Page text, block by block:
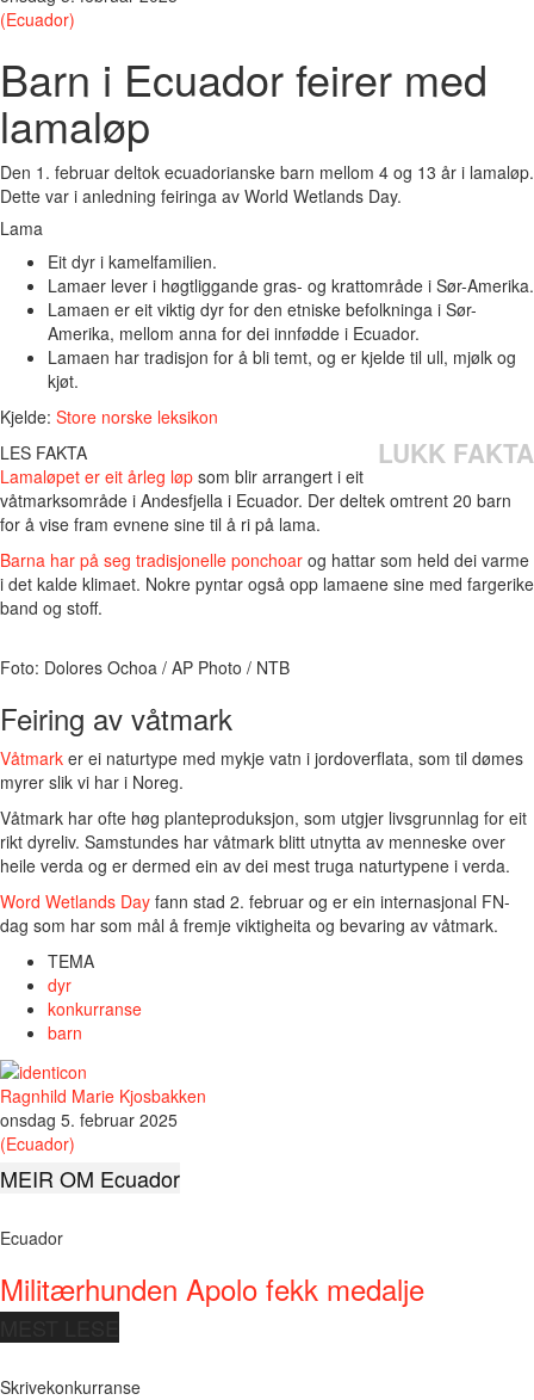
(Ecuador)
Barn i Ecuador feirer med
lamaløp
Den 1. februar deltok ecuadorianske barn mellom 4 og 13 år i lamaløp.
Dette var i anledning feiringa av World Wetlands Day.
Lama
Eit dyr i kamelfamilien.
Lamaer lever i høgtliggande gras- og krattområde i Sør-Amerika.
Lamaen er eit viktig dyr for den etniske befolkninga i Sør-
Amerika, mellom anna for dei innfødde i Ecuador.
Lamaen har tradisjon for å bli temt, og er kjelde til ull, mjølk og
kjøt.
Kjelde: Store norske leksikon
LES FAKTA
LUKK FAKTA
Lamaløpet er eit årleg løp som blir arrangert i eit
våtmarksområde i Andesfjella i Ecuador. Der deltek omtrent 20 barn
for å vise fram evnene sine til å ri på lama.
Barna har på seg tradisjonelle ponchoar og hattar som held dei varme
i det kalde klimaet. Nokre pyntar også opp lamaene sine med fargerike
band og stoff.
Foto: Dolores Ochoa / AP Photo / NTB
Feiring av våtmark
Våtmark er ei naturtype med mykje vatn i jordoverflata, som til dømes
myrer slik vi har i Noreg.
Våtmark har ofte høg planteproduksjon, som utgjer livsgrunnlag for eit
rikt dyreliv. Samstundes har våtmark blitt utnytta av menneske over
heile verda og er dermed ein av dei mest truga naturtypene i verda.
Word Wetlands Day fann stad 2. februar og er ein internasjonal FN-
dag som har som mål å fremje viktigheita og bevaring av våtmark.
TEMA
dyr
konkurranse
barn
Ragnhild Marie Kjosbakken
onsdag 5. februar 2025
(Ecuador)
MEIR OM Ecuador
Ecuador
Militærhunden Apolo fekk medalje
Skrivekonkurranse